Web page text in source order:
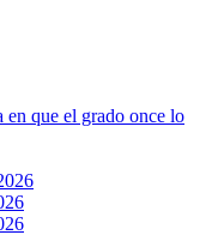
en que el grado once lo